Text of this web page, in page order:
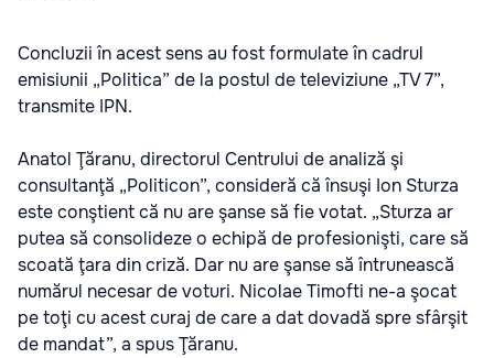
Concluzii în acest sens au fost formulate în cadrul
emisiunii „Politica” de la postul de televiziune „TV 7”,
transmite IPN.
Anatol Ţăranu, directorul Centrului de analiză şi
consultanţă „Politicon”, consideră că însuşi Ion Sturza
este conştient că nu are şanse să fie votat. „Sturza ar
putea să consolideze o echipă de profesionişti, care să
scoată ţara din criză. Dar nu are şanse să întrunească
numărul necesar de voturi. Nicolae Timofti ne-a şocat
pe toţi cu acest curaj de care a dat dovadă spre sfârşit
de mandat”, a spus Ţăranu.